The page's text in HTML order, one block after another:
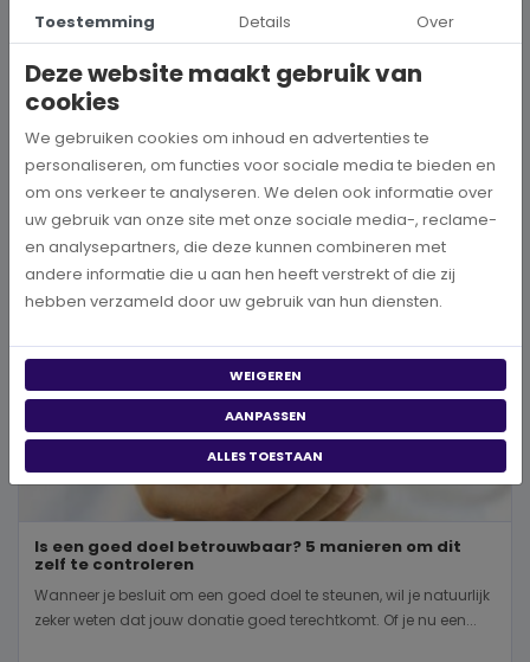
Wanneer je besluit om een steentje bij te dragen aan een betere
wereld, neem je een prachtig besluit. Jouw donatie kan het ve...
BEKIJK MEER
Is een goed doel betrouwbaar? 5 manieren om dit
zelf te controleren
Wanneer je besluit om een goed doel te steunen, wil je natuurlijk
zeker weten dat jouw donatie goed terechtkomt. Of je nu een...
Toestemming Details Over
Deze website maakt gebruik van
cookies
We gebruiken cookies om inhoud en advertenties te
personaliseren, om functies voor sociale media te bieden en
om ons verkeer te analyseren. We delen ook informatie over
uw gebruik van onze site met onze sociale media-, reclame-
en analysepartners, die deze kunnen combineren met
andere informatie die u aan hen heeft verstrekt of die zij
hebben verzameld door uw gebruik van hun diensten.
WEIGEREN
AANPASSEN
ALLES TOESTAAN